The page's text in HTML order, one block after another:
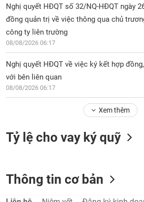
Nghị quyết HĐQT số 32/NQ-HĐQT ngày
đồng quản trị về việc thông qua chủ
công ty liên trường
08/08/2026 06:17
Nghị quyết HĐQT về việc ký kết hợp
với bên liên quan
08/08/2026 06:17
Xem thêm
Tỷ lệ cho vay ký quỹ
Thông tin cơ bản